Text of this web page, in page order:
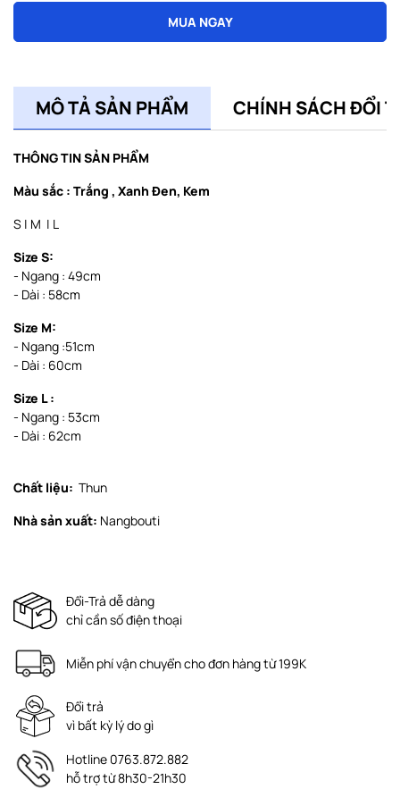
MUA NGAY
MÔ TẢ SẢN PHẨM CHÍNH SÁCH ĐỔI
THÔNG TIN SẢN PHẨM
Màu sắc : Trắng , Xanh Đen, Kem
S | M | L
Size S:
- Ngang : 49cm
- Dài : 58cm
Size M:
- Ngang :51cm
- Dài : 60cm
Size L :
- Ngang : 53cm
- Dài : 62cm
Chất liệu: Thun
Nhà sản xuất: Nangbouti
Đổi-Trả dễ dàng
chỉ cần số điện thoại
Miễn phí vận chuyển cho đơn hàng từ 199K
Đổi trả
vì bất kỳ lý do gì
Hotline 0763.872.882
hỗ trợ từ 8h30-21h30